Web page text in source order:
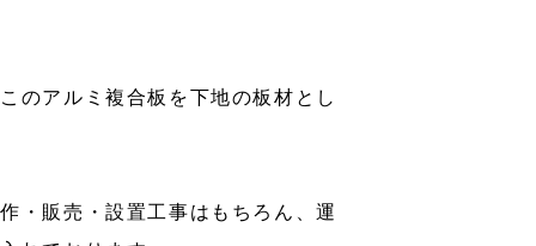
のアルミ複合板を下地の板材とし
・販売・設置工事はもちろん、運